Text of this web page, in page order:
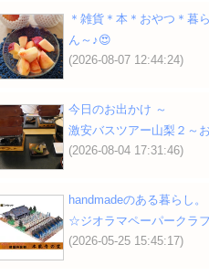
＊雑貨＊本＊おやつ＊暮
ん～♪😍
(2026-08-07 12:44:24)
今日のお出かけ ～
激安バスツアー山梨２～
(2026-08-04 17:31:46)
handmadeのある暮らし。
☆ジオラマペーパークラ
(2026-05-25 15:45:17)